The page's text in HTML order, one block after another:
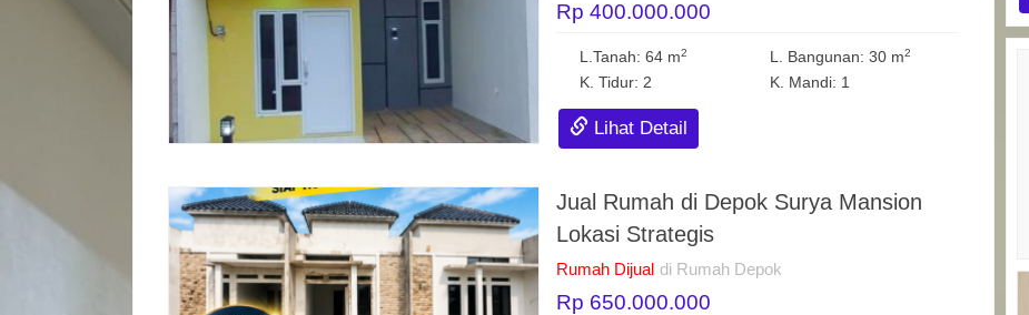
Rp 400.000.000
L.Tanah: 64 m2 L. Bangunan: 30 m2
K. Tidur: 2 K. Mandi: 1
Lihat Detail
Jual Rumah di Depok Surya Mansion
Lokasi Strategis
Rumah Dijual di Rumah Depok
Rp 650.000.000